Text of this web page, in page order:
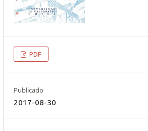
PDF
Publicado
2017-08-30